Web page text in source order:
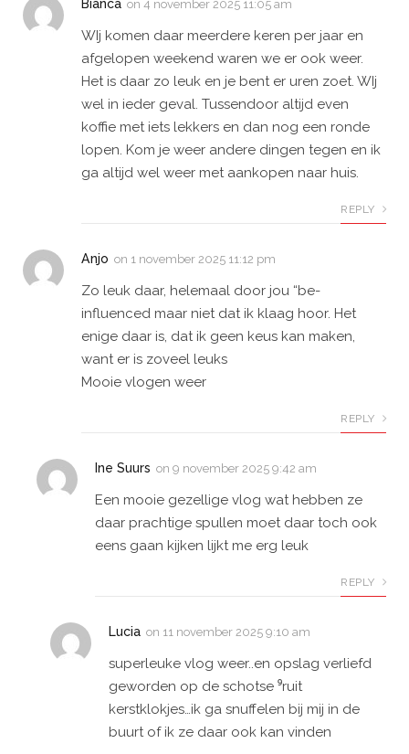
Bianca on 4 november 2025 11:05 am
WIj komen daar meerdere keren per jaar en
afgelopen weekend waren we er ook weer.
Het is daar zo leuk en je bent er uren zoet. WIj
wel in ieder geval. Tussendoor altijd even
koffie met iets lekkers en dan nog een ronde
lopen. Kom je weer andere dingen tegen en ik
ga altijd wel weer met aankopen naar huis.
REPLY
Anjo on 1 november 2025 11:12 pm
Zo leuk daar, helemaal door jou “be-
influenced maar niet dat ik klaag hoor. Het
enige daar is, dat ik geen keus kan maken,
want er is zoveel leuks
Mooie vlogen weer
REPLY
Ine Suurs on 9 november 2025 9:42 am
Een mooie gezellige vlog wat hebben ze
daar prachtige spullen moet daar toch ook
eens gaan kijken lijkt me erg leuk
REPLY
Lucia on 11 november 2025 9:10 am
superleuke vlog weer..en opslag verliefd
geworden op de schotse ⁹ruit
kerstklokjes…ik ga snuffelen bij mij in de
buurt of ik ze daar ook kan vinden